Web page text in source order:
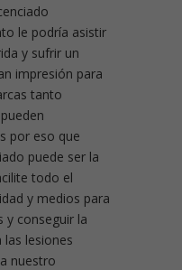
le podría asistir
y sufrir un
impresión para
tanto
por eso que
puede ser la
todo el
y medios para
y conseguir la
lesiones
nuestro